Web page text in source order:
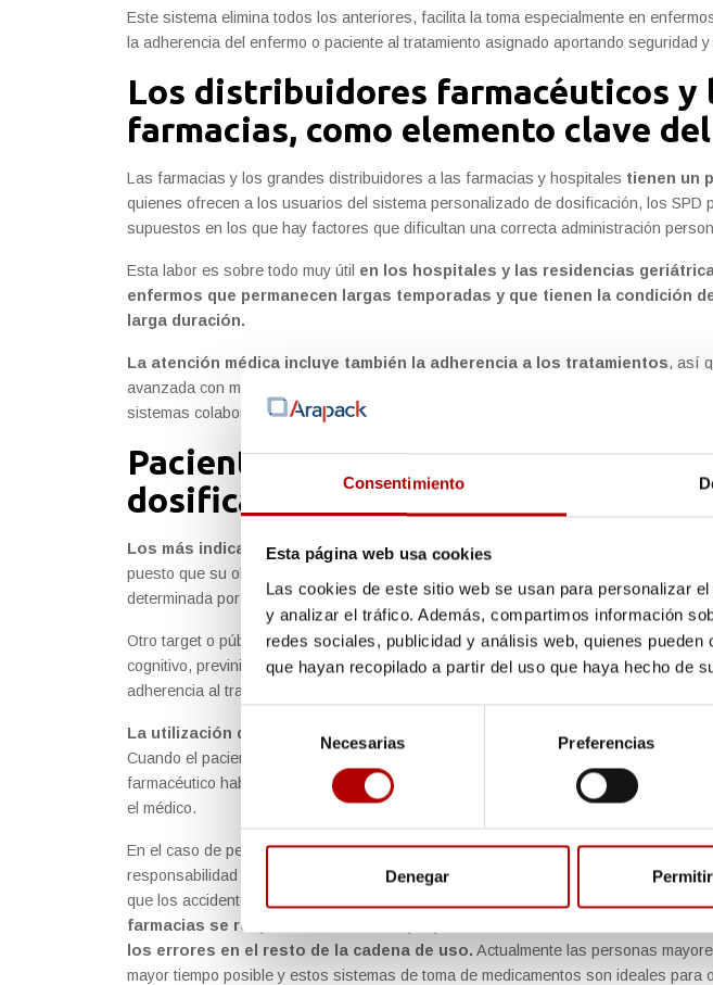
Consentimiento
Esta página web usa cookies
Las cookies de este sitio web se usan para personalizar
y analizar el tráfico. Además, compartimos información
redes sociales, publicidad y análisis web, quienes
que hayan recopilado a partir del uso que haya hecho de
de
consentimiento
Necesarias Preferencias
Denegar
Este sistema elimina todos los anteriores, facilita la toma especialmente en
la adherencia del enfermo o paciente al tratamiento asignado aportando seguridad
Los distribuidores farmacéuticos y
farmacias, como elemento clave
Las farmacias y los grandes distribuidores a las farmacias y hospitales tienen un
quienes ofrecen a los usuarios del sistema personalizado de dosificación, los SPD
supuestos en los que hay factores que dificultan una correcta administración
Esta labor es sobre todo muy útil en los hospitales y las residencias
enfermos que permanecen largas temporadas y que tienen la condición
larga duración.
La atención médica incluye también la adherencia a los tratamientos, así
avanzada con múltiples medicaciones necesitan ser ayudados en la ingesta de los
sistemas colaboran.
Pacientes destinatarios de los
dosificación personalizados (SPD)
Los más indicados son los pacientes de largo tratamiento, crónicos, pero
puesto que su objetivo y lo que logran es la toma adecuada de los medicamentos en
determinada por los facultativos.
Otro target o público de destino son las personas de avanzada edad,que
cognitivo, previniendo las intoxicaciones por exceso de tomas o los olvidos, casos
adherencia al tratamiento.
La utilización de sistemas personalizados de dosificación mejora la
Cuando el paciente regresa a su domicilio, puede continuar con su tratamiento de
farmacéutico habitualmente el que distribuye las medicinas correspondientes en los
el médico.
En el caso de personas mayores en residencias o atendidos a domicilio, los
responsabilidad en la adecuada toma de medicinas y suelen manejar los SPD
que los accidentes u olvidos en la toma de la medicación sean muy excepcionales.
farmacias se responsabilicen de la preparación de los medicamentos
los errores en el resto de la cadena de uso. Actualmente las personas
mayor tiempo posible y estos sistemas de toma de medicamentos son ideales para